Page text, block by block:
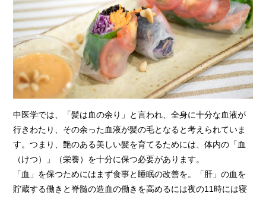
中医学では、「髪は血の余り」と言われ、全身に十分な血液が
行きわたり、その余った血液が髪の毛となると考えられていま
す。つまり、艶のある美しい髪を育てるためには、体内の「血
（けつ）」（栄養）を十分に保つ必要があります。
「血」を保つためにはまず食事と睡眠の改善を。「肝」の血を
貯蔵する働きと脊髄の造血の働きを高めるには夜の11時には寝